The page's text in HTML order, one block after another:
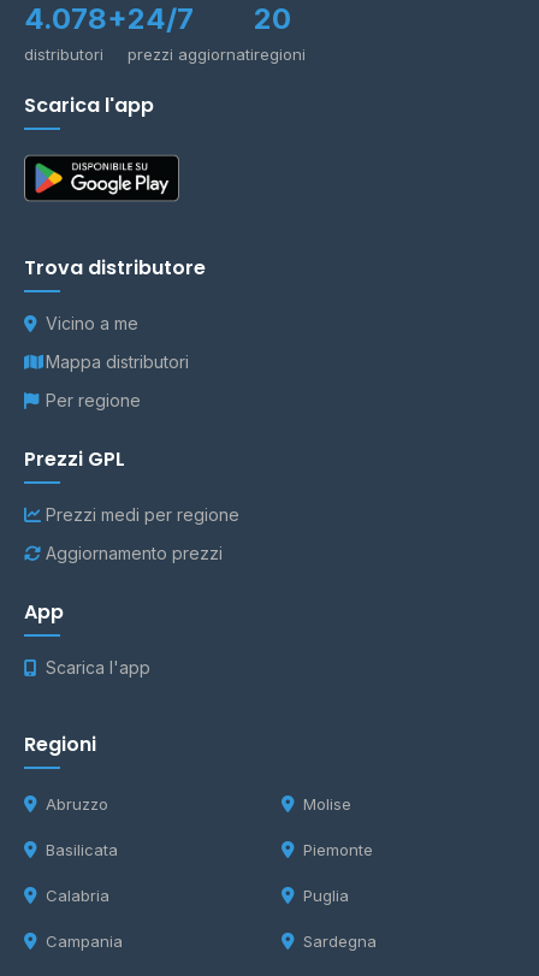
4.078+
distributori
24/7
prezzi aggiornati
20
regioni
Scarica l'app
Trova distributore
Vicino a me
Mappa distributori
Per regione
Prezzi GPL
Prezzi medi per regione
Aggiornamento prezzi
App
Scarica l'app
Regioni
Abruzzo
Basilicata
Calabria
Campania
Molise
Piemonte
Puglia
Sardegna